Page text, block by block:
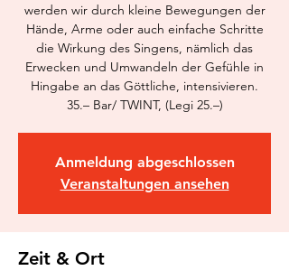
werden wir durch kleine Bewegungen der
Hände, Arme oder auch einfache Schritte
die Wirkung des Singens, nämlich das
Erwecken und Umwandeln der Gefühle in
Hingabe an das Göttliche, intensivieren.
35.– Bar/ TWINT, (Legi 25.–)
Anmeldung abgeschlossen
Veranstaltungen ansehen
Zeit & Ort